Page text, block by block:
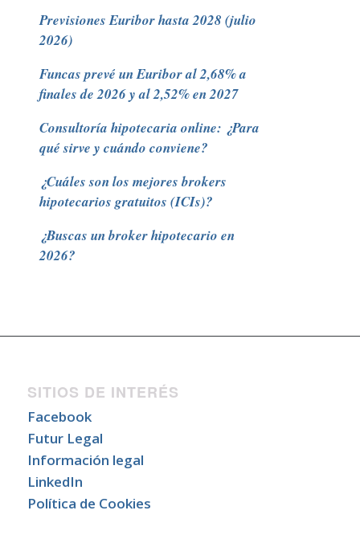
Previsiones Euribor hasta 2028 (julio
2026)
Funcas prevé un Euribor al 2,68% a
finales de 2026 y al 2,52% en 2027
Consultoría hipotecaria online: ¿Para
qué sirve y cuándo conviene?
¿Cuáles son los mejores brokers
hipotecarios gratuitos (ICIs)?
¿Buscas un broker hipotecario en
2026?
SITIOS DE INTERÉS
Facebook
Futur Legal
Información legal
LinkedIn
Política de Cookies